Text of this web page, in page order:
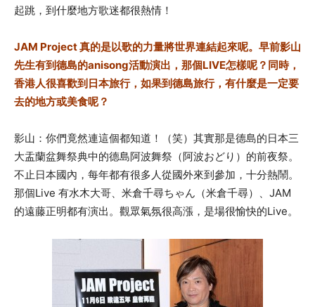
起跳，到什麼地方歌迷都很熱情！
JAM Project 真的是以歌的力量將世界連結起來呢。早前影山
先生有到德島的anisong活動演出，那個LIVE怎樣呢？同時，
香港人很喜歡到日本旅行，如果到德島旅行，有什麼是一定要
去的地方或美食呢？
影山：你們竟然連這個都知道！（笑）其實那是德島的日本三
大盂蘭盆舞祭典中的德島阿波舞祭（阿波おどり） 的前夜祭。
不止日本國內，每年都有很多人從國外來到參加，十分熱鬧。
那個Live 有水木大哥、米倉千尋ちゃん（米倉千尋）、JAM
的遠藤正明都有演出。觀眾氣氛很高漲，是場很愉快的Live。